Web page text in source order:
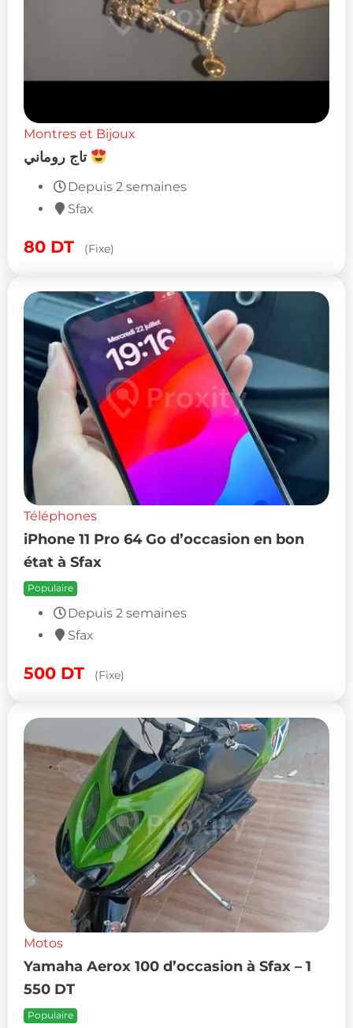
Montres et Bijoux
Depuis 2 semaines
Sfax
80 DT (Fixe)
Téléphones
iPhone 11 Pro 64 Go d’occasion en bon
état à Sfax
Populaire
Depuis 2 semaines
Sfax
500 DT (Fixe)
Motos
Yamaha Aerox 100 d’occasion à Sfax – 1
550 DT
Populaire